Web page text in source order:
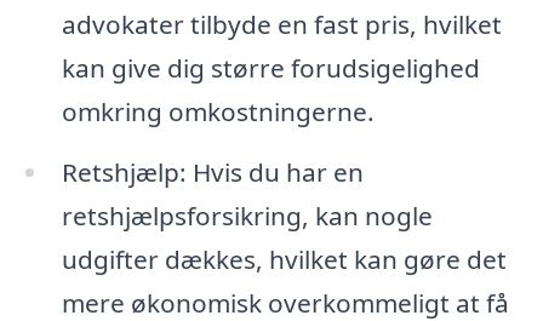
advokater tilbyde en fast pris, hvilket
kan give dig større forudsigelighed
omkring omkostningerne.
Retshjælp: Hvis du har en
retshjælpsforsikring, kan nogle
udgifter dækkes, hvilket kan gøre det
mere økonomisk overkommeligt at få